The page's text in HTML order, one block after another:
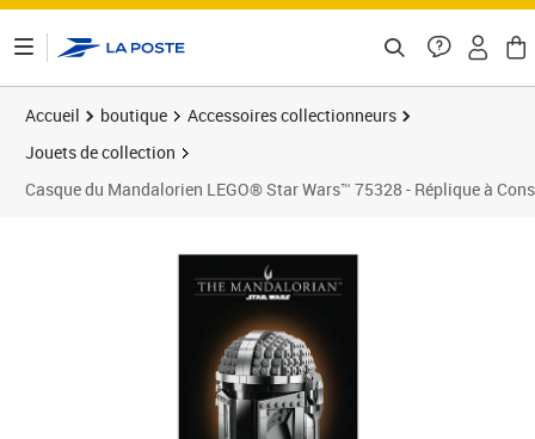
Accueil boutique
Accessoires collectionneurs
Jouets de collection
Casque du Mandalorien LEGO® Star Wars™ 75328 - Réplique à